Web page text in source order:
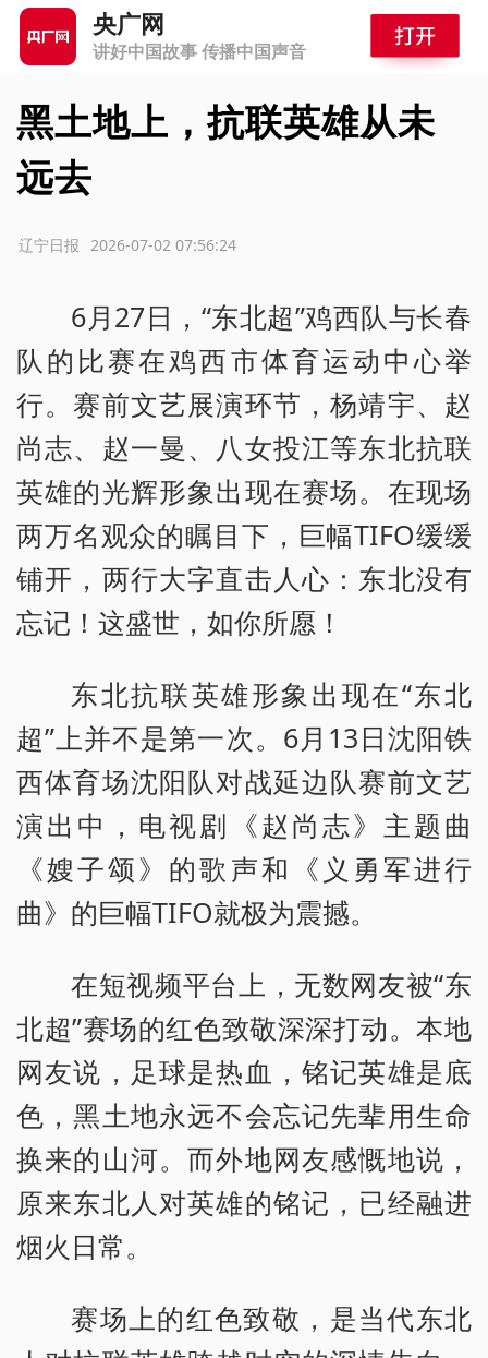
央广网
讲好中国故事 传播中国声音
黑土地上，抗联英雄从未
远去
2026-07-02 07:56:24
辽宁日报
6月27日，“东北超”鸡西队与长春
队的比赛在鸡西市体育运动中心举
行。赛前文艺展演环节，杨靖宇、赵
尚志、赵一曼、八女投江等东北抗联
英雄的光辉形象出现在赛场。在现场
两万名观众的瞩目下，巨幅TIFO缓缓
铺开，两行大字直击人心：东北没有
忘记！这盛世，如你所愿！
东北抗联英雄形象出现在“东北
超”上并不是第一次。6月13日沈阳铁
西体育场沈阳队对战延边队赛前文艺
演出中，电视剧《赵尚志》主题曲
《嫂子颂》的歌声和《义勇军进行
曲》的巨幅TIFO就极为震撼。
在短视频平台上，无数网友被“东
北超”赛场的红色致敬深深打动。本地
网友说，足球是热血，铭记英雄是底
色，黑土地永远不会忘记先辈用生命
换来的山河。而外地网友感慨地说，
原来东北人对英雄的铭记，已经融进
烟火日常。
赛场上的红色致敬，是当代东北